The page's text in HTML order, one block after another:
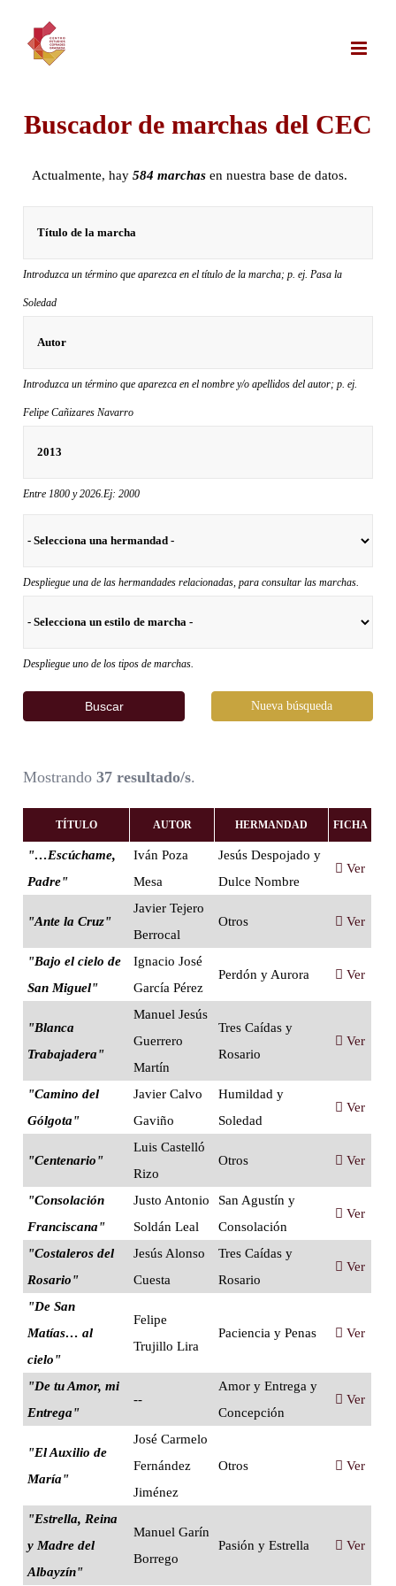
contenido
Buscador de marchas del CEC
Actualmente, hay584 marchas en nuestra base de datos.
Introduzca un término que aparezca en el título de la marcha; p. ej. Pasa la
Soledad
Introduzca un término que aparezca en el nombre y/o apellidos del autor; p. ej.
Felipe Cañizares Navarro
Entre 1800 y 2026.Ej: 2000
Despliegue una de las hermandades relacionadas, para consultar las marchas.
Despliegue uno de los tipos de marchas.
Buscar Nueva búsqueda
Mostrando37 resultado/s.
TÍTULO AUTOR HERMANDAD FICHA
"…Escúchame,
Padre"
Iván Poza
Mesa
Jesús Despojado y
Dulce Nombre
Ver
"Ante la Cruz"
Javier Tejero
Berrocal
Otros Ver
"Bajo el cielo de
San Miguel"
Ignacio José
García Pérez
Perdón y Aurora Ver
"Blanca
Trabajadera"
Manuel Jesús
Guerrero
Martín
Tres Caídas y
Rosario
Ver
"Camino del
Gólgota"
Javier Calvo
Gaviño
Humildad y
Soledad
Ver
"Centenario"
Luis Castelló
Rizo
Otros Ver
"Consolación
Franciscana"
Justo Antonio
Soldán Leal
San Agustín y
Consolación
Ver
"Costaleros del
Rosario"
Jesús Alonso
Cuesta
Tres Caídas y
Rosario
Ver
"De San
Matías… al
cielo"
Felipe
Trujillo Lira
Paciencia y Penas Ver
"De tu Amor, mi
Entrega"
--
Amor y Entrega y
Concepción
Ver
"El Auxilio de
María"
José Carmelo
Fernández
Jiménez
Otros Ver
"Estrella, Reina
y Madre del
Albayzín"
Manuel Garín
Borrego
Pasión y Estrella Ver